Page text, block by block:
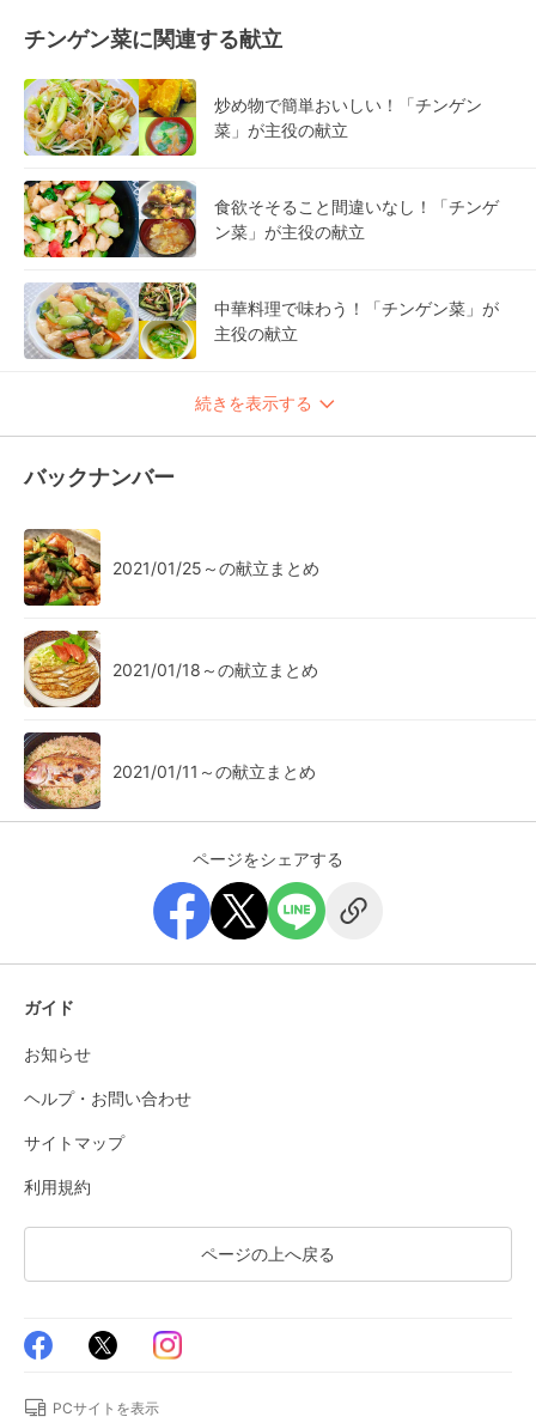
チンゲン菜に関連する献立
炒め物で簡単おいしい！「チンゲン
菜」が主役の献立
食欲そそること間違いなし！「チンゲ
ン菜」が主役の献立
中華料理で味わう！「チンゲン菜」が
主役の献立
続きを表示する
バックナンバー
2021/01/25～の献立まとめ
2021/01/18～の献立まとめ
2021/01/11～の献立まとめ
ページをシェアする
ガイド
お知らせ
ヘルプ・お問い合わせ
サイトマップ
利用規約
ページの上へ戻る
PCサイトを表示